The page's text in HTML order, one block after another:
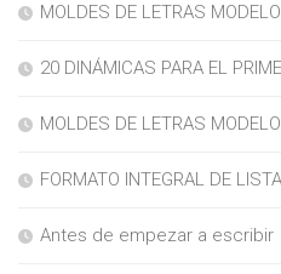
MOLDES DE LETRAS
20 DINÁMICAS PARA EL
MOLDES DE LETRAS
FORMATO INTEGRAL DE
Antes de empezar a escribir